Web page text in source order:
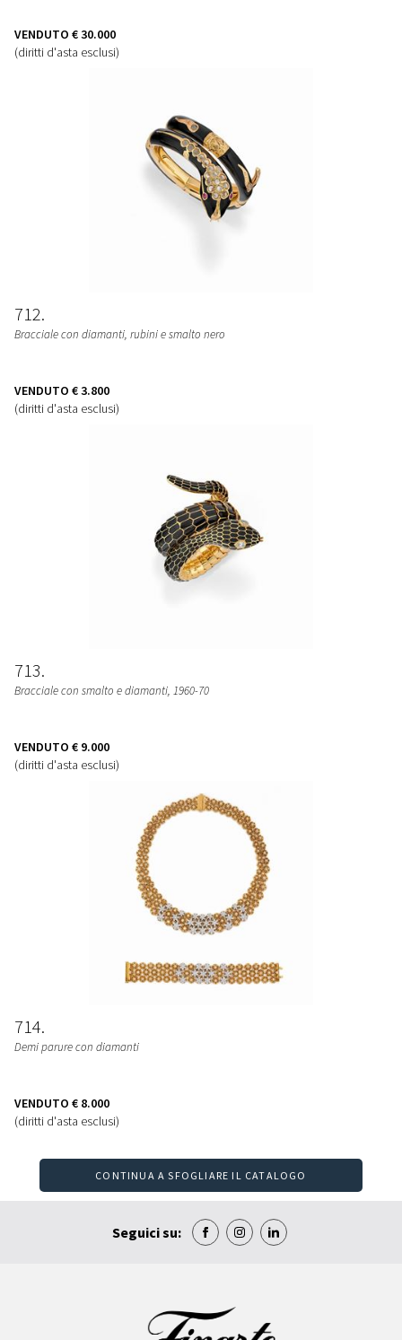
VENDUTO € 30.000
(diritti d'asta esclusi)
712
Bracciale con diamanti, rubini e smalto nero
VENDUTO € 3.800
(diritti d'asta esclusi)
713
Bracciale con smalto e diamanti, 1960-70
VENDUTO € 9.000
(diritti d'asta esclusi)
714
Demi parure con diamanti
VENDUTO € 8.000
(diritti d'asta esclusi)
CONTINUA A SFOGLIARE IL CATALOGO
Seguici su: